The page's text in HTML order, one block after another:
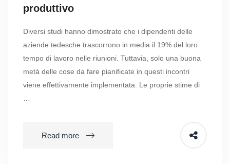
produttivo
Diversi studi hanno dimostrato che i dipendenti delle
aziende tedesche trascorrono in media il 19% del loro
tempo di lavoro nelle riunioni. Tuttavia, solo una buona
metà delle cose da fare pianificate in questi incontri
viene effettivamente implementata. Le proprie stime di
Read more